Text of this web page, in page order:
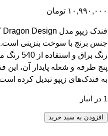
۱۰,۹۹۰,۰۰۰ تومان
جنس برنج با سوخت بنزینی است.
رنگ
پنج طرفه و شعله پایدار آن، این
به فندک‌های زیپو تبدیل کرده
1 در انبار
فندک زیپو مدل Dragon Design کد 48575 عدد
افزودن به سبد خرید